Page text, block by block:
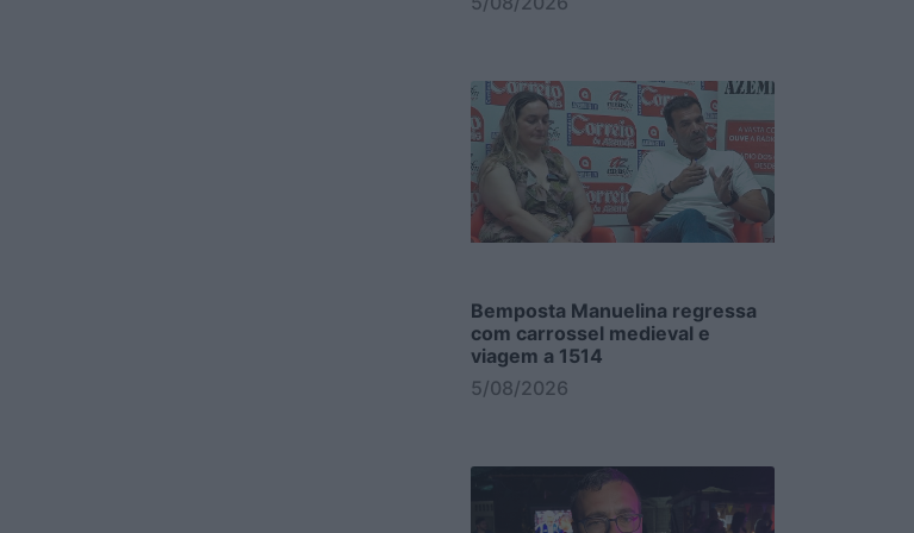
Bemposta Manuelina regressa
com carrossel medieval e
viagem a 1514
5/08/2026